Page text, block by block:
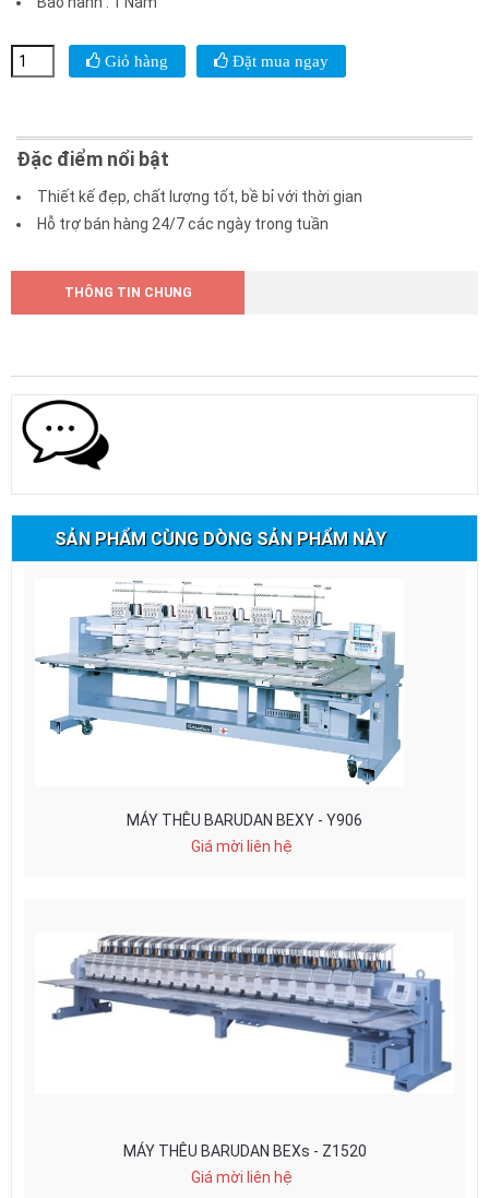
Giỏ hàng Đặt mua ngay
Đặc điểm nổi bật
Thiết kế đẹp, chất lượng tốt, bề bỉ với thời gian
Hỗ trợ bán hàng 24/7 các ngày trong tuần
THÔNG TIN CHUNG
SẢN PHẨM CÙNG DÒNG SẢN PHẨM NÀY
MÁY THÊU BARUDAN BEXY - Y906
Giá mời liên hệ
MÁY THÊU BARUDAN BEXs - Z1520
Giá mời liên hệ